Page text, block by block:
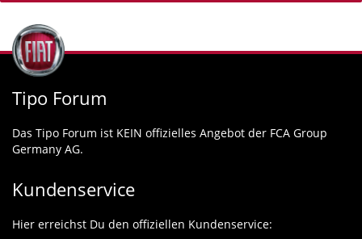
Tipo Forum
Das Tipo Forum ist KEIN offizielles Angebot der FCA Group
Germany AG.
Kundenservice
Hier erreichst Du den offiziellen Kundenservice: